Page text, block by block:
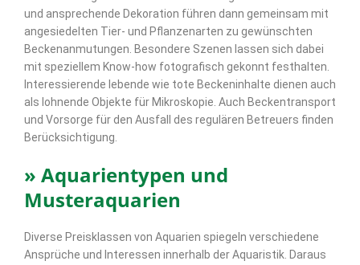
und ansprechende Dekoration führen dann gemeinsam mit
angesiedelten Tier- und Pflanzenarten zu gewünschten
Beckenanmutungen. Besondere Szenen lassen sich dabei
mit speziellem Know-how fotografisch gekonnt festhalten.
Interessierende lebende wie tote Beckeninhalte dienen auch
als lohnende Objekte für Mikroskopie. Auch Beckentransport
und Vorsorge für den Ausfall des regulären Betreuers finden
Berücksichtigung.
» Aquarientypen und
Musteraquarien
Diverse Preisklassen von Aquarien spiegeln verschiedene
Ansprüche und Interessen innerhalb der Aquaristik. Daraus